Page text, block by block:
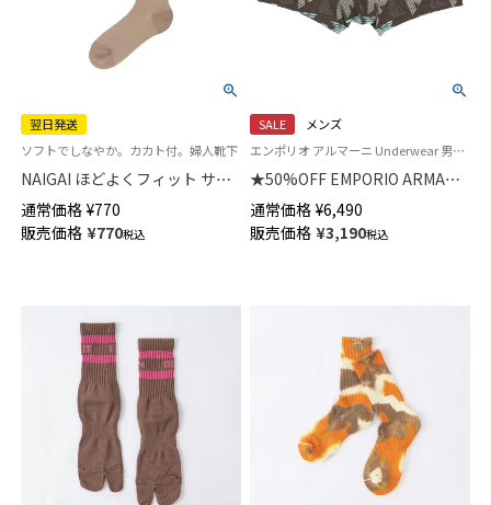
翌日発送
ソフトでしなやか。カカト付。婦人靴下
NAIGAI ほどよくフィット サポ
ートハイソックス レディース
【365日最短翌日発送】03894186
通常価格 ¥770
販売価格 ¥770税込
SALE
メンズ
エンポリオ アルマーニ Underwear 男性 下着 パンツ アンダーウェア
★50%OFF EMPORIO ARMANI
ALL OVER MICROFIBER オール
オーバーマイクロファイバー
ボクサーブリーフパンツ
通常価格 ¥6,490
販売価格 ¥3,190税込